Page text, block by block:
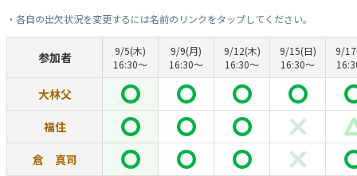
・各自の出欠状況を変更するには名前のリンクをタップしてください。
参加者
9/5(木)
16:30〜
9/9(月)
16:30〜
9/12(木)
16:30〜
9/15(日)
16:30〜
9/
大林父
福住
倉 真司